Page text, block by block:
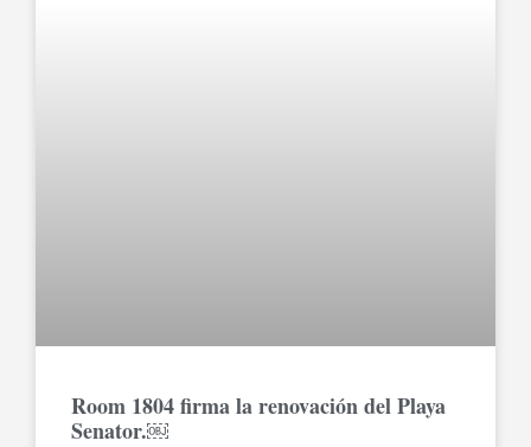
Room 1804 firma la renovación del Playa
Senator.￼